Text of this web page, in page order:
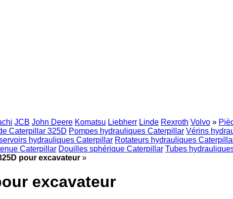
JCB John Deere Komatsu Liebherr Linde Rexroth Volvo »
Caterpillar 325D Pompes hydrauliques Caterpillar Vérins
hydrauliques Caterpillar Rotateurs hydrauliques
Caterpillar Douilles sphérique Caterpillar Tubes
pour excavateur »
excavateur